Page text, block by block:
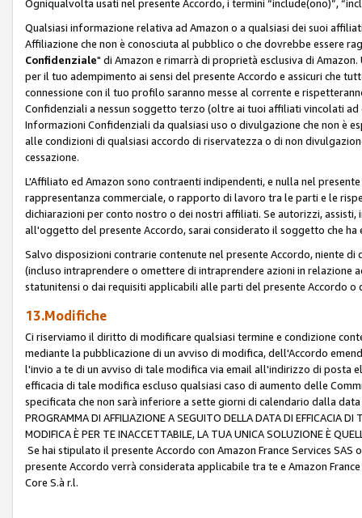
Ogniqualvolta usati nel presente Accordo, i termini “include(ono)”,
Qualsiasi informazione relativa ad Amazon o a qualsiasi dei suoi
Affiliazione che non è conosciuta al pubblico o che dovrebbe essere
Confidenziale" di Amazon e rimarrà di proprietà esclusiva di
per il tuo adempimento ai sensi del presente Accordo e assicuri che
connessione con il tuo profilo saranno messe al corrente e
Confidenziali a nessun soggetto terzo (oltre ai tuoi affiliati vincolati
Informazioni Confidenziali da qualsiasi uso o divulgazione che non è
alle condizioni di qualsiasi accordo di riservatezza o di non
cessazione.
L'Affiliato ed Amazon sono contraenti indipendenti, e nulla nel
rappresentanza commerciale, o rapporto di lavoro tra le parti e le
dichiarazioni per conto nostro o dei nostri affiliati. Se autorizzi,
all'oggetto del presente Accordo, sarai considerato il soggetto che
Salvo disposizioni contrarie contenute nel presente Accordo, niente
(incluso intraprendere o omettere di intraprendere azioni in relazione
statunitensi o dai requisiti applicabili alle parti del presente Accordo o
13.Modifiche
Ci riserviamo il diritto di modificare qualsiasi termine e condizione
mediante la pubblicazione di un avviso di modifica, dell'Accordo
l'invio a te di un avviso di tale modifica via email all'indirizzo di
efficacia di tale modifica escluso qualsiasi caso di aumento delle
specificata che non sarà inferiore a sette giorni di calendario dalla data
PROGRAMMA DI AFFILIAZIONE A SEGUITO DELLA DATA DI EFFICACIA
MODIFICA È PER TE INACCETTABILE, LA TUA UNICA SOLUZIONE È
Se hai stipulato il presente Accordo con Amazon France Services
presente Accordo verrà considerata applicabile tra te e Amazon
Core S.à r.l.